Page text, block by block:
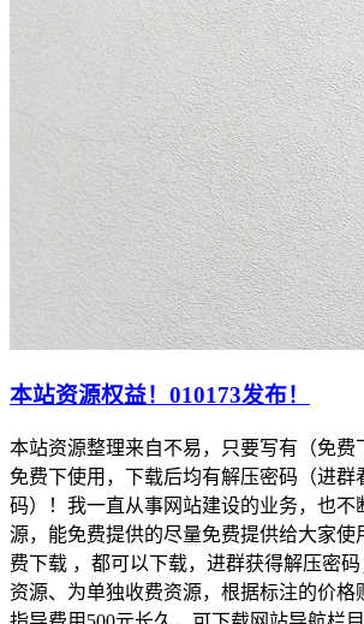
本站资源权益！010173发布！
本站资源整理来自不易，只要写有（免费
免费下使用，下载后均有解压密码（进群
码）！我一直从事网站建设的业务，也不
源，能免费提供的尽量免费提供给大家使
费下载 ，都可以下载，进群获得解压密
资源、为单独收费资源，根据标注的价格